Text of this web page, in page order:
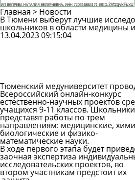
Главная > Новости
В Тюмени выберут лучшие
школьников в области медицины
13.04.2023 09:15:04
Тюменский медуниверситет
Всероссийский онлайн-конкурс
естественно-научных проектов
учащихся 9-11 классов. Школьники
представят работы по трем
направлениям: медицинские,
биологические и физико-
математические науки.
В ходе первого этапа будет
заочная экспертиза
исследовательских проектов, во
втором участникам предстоит их